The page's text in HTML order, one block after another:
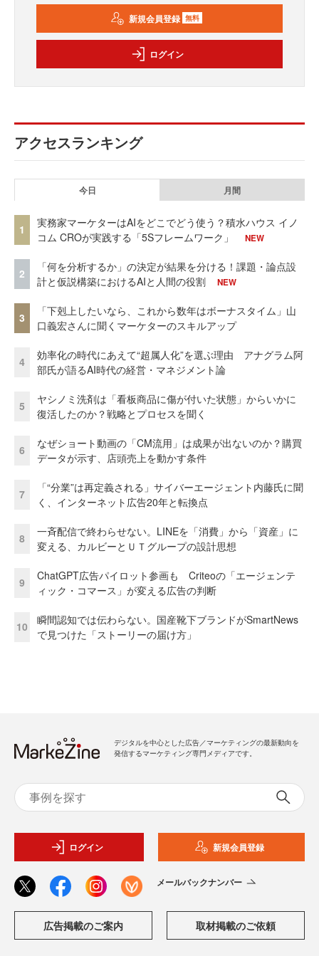
新規会員登録 無料
ログイン
アクセスランキング
今日 月間
1
実務家マーケターはAIをどこでどう使う？積水ハウス イノ
コム CROが実践する「5Sフレームワーク」
NEW
2
「何を分析するか」の決定が結果を分ける！課題・論点設
計と仮説構築におけるAIと人間の役割
NEW
3
「下剋上したいなら、これから数年はボーナスタイム」山
口義宏さんに聞くマーケターのスキルアップ
4
効率化の時代にあえて“超属人化”を選ぶ理由 アナグラム阿
部氏が語るAI時代の経営・マネジメント論
5
ヤシノミ洗剤は「看板商品に傷が付いた状態」からいかに
復活したのか？戦略とプロセスを聞く
6
なぜショート動画の「CM流用」は成果が出ないのか？購買
データが示す、店頭売上を動かす条件
7
「“分業”は再定義される」サイバーエージェント内藤氏に聞
く、インターネット広告20年と転換点
8
一斉配信で終わらせない。LINEを「消費」から「資産」に
変える、カルビーとＵＴグループの設計思想
9
ChatGPT広告パイロット参画も Criteoの「エージェンテ
ィック・コマース」が変える広告の判断
10
瞬間認知では伝わらない。国産靴下ブランドがSmartNews
で見つけた「ストーリーの届け方」
デジタルを中心とした広告／マーケティングの最新動向を
発信するマーケティング専門メディアです。
ログイン 新規会員登録
メールバックナンバー
広告掲載のご案内 取材掲載のご依頼